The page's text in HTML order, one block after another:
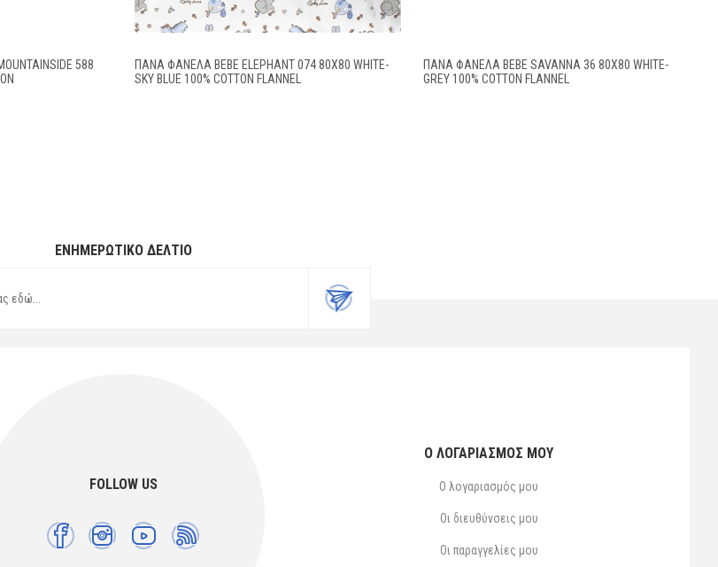
588
ΠΆΝΑ ΦΑΝΈΛΑ BEBE ELEPHANT 074 80X80 WHITE-
SKY BLUE 100% COTTON FLANNEL
ΠΆΝΑ ΦΑΝΈΛΑ BEBE SAVANNA 36 80X80 WHITE-
GREY 100% COTTON FLANNEL
ΕΝΗΜΕΡΩΤΙΚΌ ΔΕΛΤΊΟ
FOLLOW US
Ο ΛΟΓΑΡΙΑΣΜΌΣ ΜΟΥ
Ο λογαριασμός μου
Οι διευθύνσεις μου
Οι παραγγελίες μου